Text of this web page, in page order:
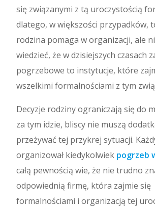
się związanymi z tą uroczystością
dlatego, w większości przypadków,
rodzina pomaga w organizacji, ale
wiedzieć, że w dzisiejszych czasach
pogrzebowe to instytucje, które
wszelkimi formalnościami z tym
Decyzje rodziny ograniczają się do
za tym idzie, bliscy nie muszą
przeżywać tej przykrej sytuacji.
organizował kiedykolwiek pogrzeb
całą pewnością wie, że nie trudno
odpowiednią firmę, która zajmie się
formalnościami i organizacją tej